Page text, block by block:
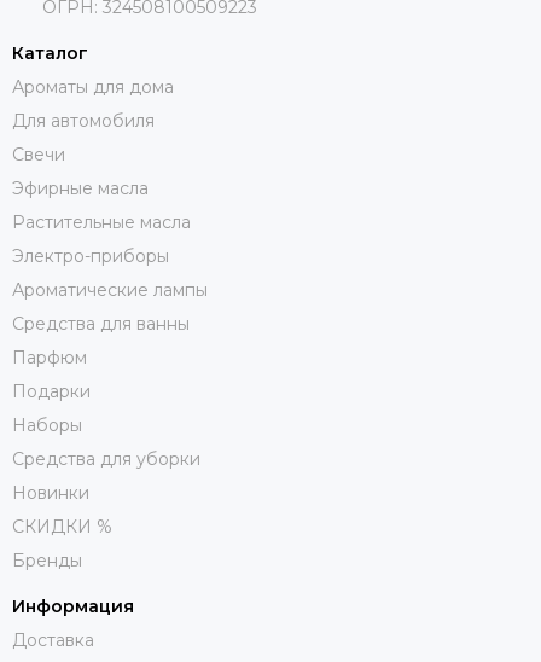
ОГРН: 324508100509223
Каталог
Ароматы для дома
Для автомобиля
Свечи
Эфирные масла
Растительные масла
Электро-приборы
Ароматические лампы
Средства для ванны
Парфюм
Подарки
Наборы
Средства для уборки
Новинки
СКИДКИ %
Бренды
Информация
Доставка